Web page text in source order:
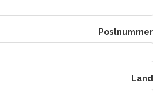
Postnummer
Land